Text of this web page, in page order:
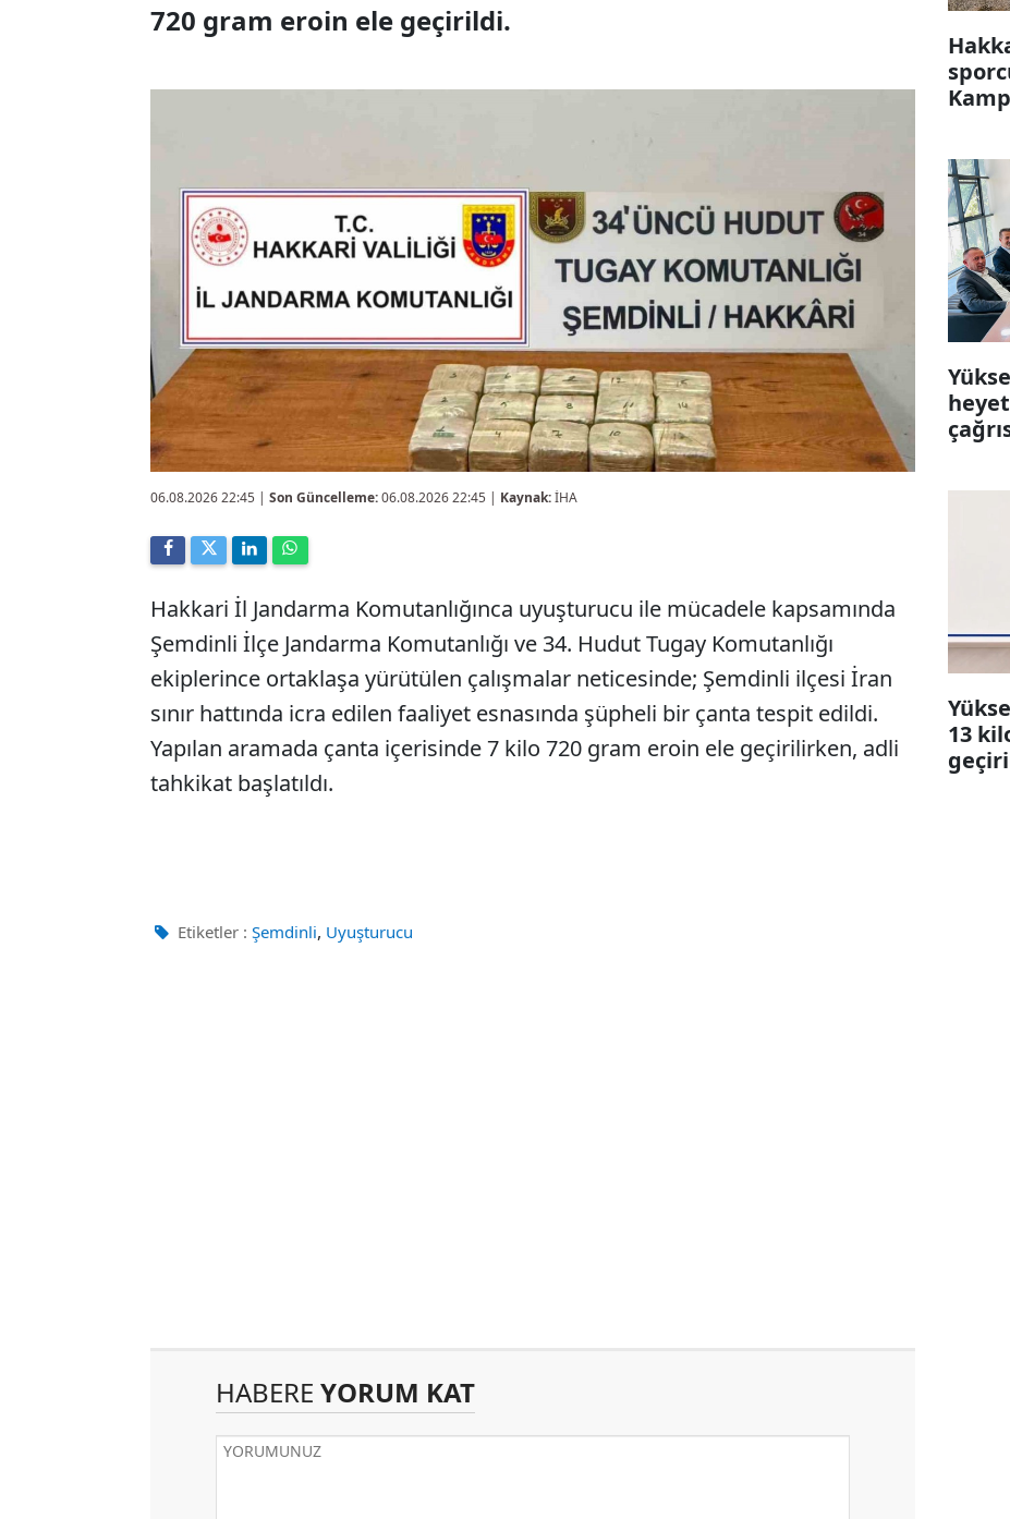
720 gram eroin ele geçirildi.
06.08.2026 22:45 | Son Güncelleme:06.08.2026 22:45 | Kaynak:İHA
Hakkari İl Jandarma Komutanlığınca uyuşturucu ile mücadele kapsamında
Şemdinli İlçe Jandarma Komutanlığı ve 34. Hudut Tugay Komutanlığı
ekiplerince ortaklaşa yürütülen çalışmalar neticesinde; Şemdinli ilçesi İran
sınır hattında icra edilen faaliyet esnasında şüpheli bir çanta tespit edildi.
Yapılan aramada çanta içerisinde 7 kilo 720 gram eroin ele geçirilirken, adli
tahkikat başlatıldı.
Etiketler : Şemdinli, Uyuşturucu
HABERE YORUM KAT
13